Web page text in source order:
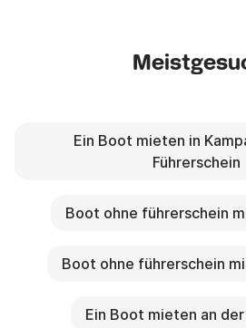
Ein Boot mieten in
Führerschein
Boot ohne führerschein
Boot ohne führerschein
Ein Boot mieten an